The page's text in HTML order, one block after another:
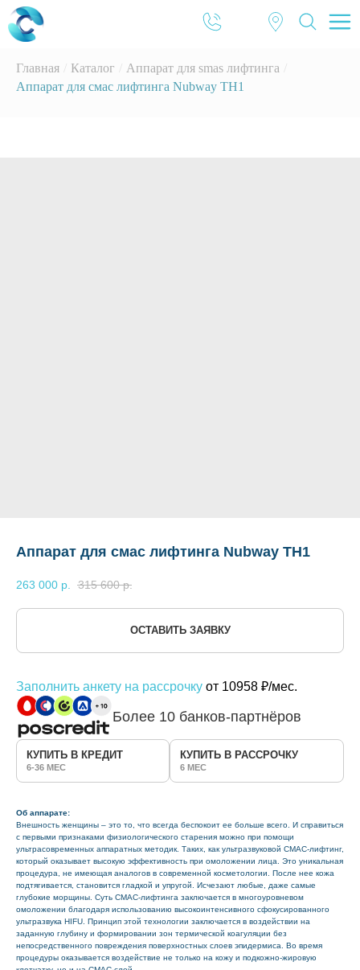
Главная Каталог Аппарат для smas лифтинга
Аппарат для смас лифтинга Nubway TH1
Аппарат для смас лифтинга Nubway TH1
263 000 р. 315 600 р.
ОСТАВИТЬ ЗАЯВКУ
Заполнить анкету на рассрочку от 10958 ₽/мес.
Более 10 банков-партнёров
КУПИТЬ В КРЕДИТ
6-36 МЕС
КУПИТЬ В РАССРОЧКУ
6 МЕС
Об аппарате:
Внешность женщины – это то, что всегда беспокоит ее больше всего. И справиться
с первыми признаками физиологического старения можно при помощи
ультрасовременных аппаратных методик. Таких, как ультразвуковой СМАС-лифтинг,
который оказывает высокую эффективность при омоложении лица. Это уникальная
процедура, не имеющая аналогов в современной косметологии. После нее кожа
подтягивается, становится гладкой и упругой. Исчезают любые, даже самые
глубокие морщины. Суть СМАС-лифтинга заключается в многоуровневом
омоложении благодаря использованию высокоинтенсивного сфокусированного
ультразвука HIFU. Принцип этой технологии заключается в воздействии на
заданную глубину и формировании зон термической коагуляции без
непосредственного повреждения поверхностных слоев эпидермиса. Во время
процедуры оказывается воздействие не только на кожу и подкожно-жировую